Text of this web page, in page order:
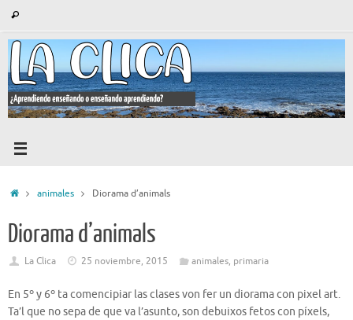
contenido
Buscar
Inicioanimales Diorama d’animals
Diorama d’animals
La Clica 25 noviembre, 2015 animales, primaria
En 5º y 6º ta comencipiar las clases von fer un diorama con pixel art.
Ta’l que no sepa de que va l’asunto, son debuixos fetos con píxels,